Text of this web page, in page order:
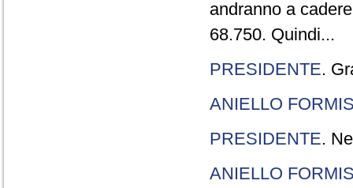
andranno a
68.750. Quindi...
PRESIDENTE.
ANIELLO
PRESIDENTE.
ANIELLO